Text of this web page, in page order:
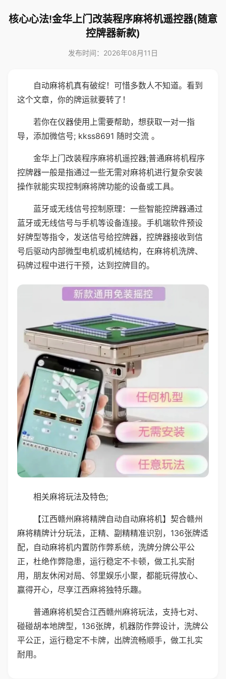
核心心法!金华上门改装程序麻将机遥控器(随意
控牌器新款)
发布时间：2026年08月11日
自动麻将机真有破绽！可惜多数人不知道。看到
这个文章，你的牌运就要转了！
若你在仪器使用上需要帮助，想获取一对一指
导，添加微信号; kkss8691 随时交流 。
金华上门改装程序麻将机遥控器;普通麻将机程序
控牌器一般是指通过一些无需对麻将机进行复杂安装
操作就能实现控制麻将牌功能的设备或工具。
蓝牙或无线信号控制原理：一些智能控牌器通过
蓝牙或无线信号与手机等设备连接。手机端软件预设
好牌型等指令，发送信号给控牌器，控牌器接收到信
号后驱动内部微型电机或机械结构，在麻将机洗牌、
码牌过程中进行干预，达到控牌目的。
相关麻将玩法及特色;
【江西赣州麻将精牌自动自动麻将机】契合赣州
麻将精牌计分玩法，正精、副精精准识别，136张牌适
配，自动麻将机内置防作弊系统，洗牌分牌公平公
正，杜绝作弊隐患，运行稳定不卡顿，做工扎实耐
用，朋友休闲对局、邻里娱乐小聚，都能玩得放心、
赢得开心，尽享江西麻将独特乐趣。
普通麻将机契合江西赣州麻将玩法，支持七对、
碰碰胡本地牌型，136张牌，机器防作弊设计，洗牌公
平公正，运行稳定不卡牌，出牌流畅顺手，做工扎实
耐用。